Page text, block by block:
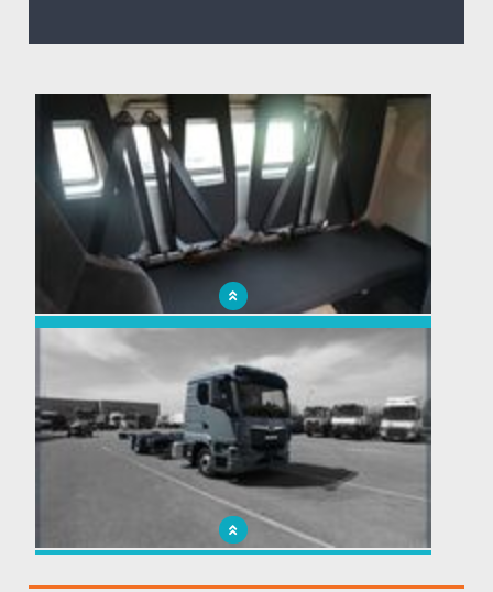
Visualisez l’arrière de votre véhicule à tout moment grâce aux
sièges ajourés